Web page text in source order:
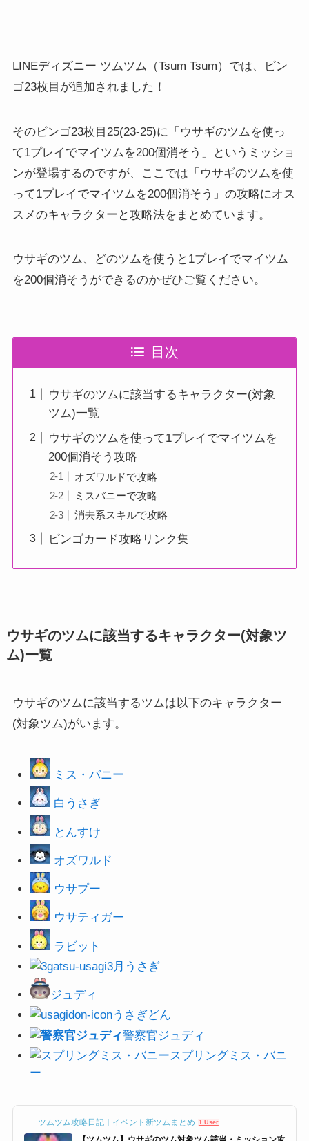
LINEディズニー ツムツム（Tsum Tsum）では、ビン
ゴ23枚目が追加されました！
そのビンゴ23枚目25(23-25)に「ウサギのツムを使っ
て1プレイでマイツムを200個消そう」というミッショ
ンが登場するのですが、ここでは「ウサギのツムを使
って1プレイでマイツムを200個消そう」の攻略にオス
スメのキャラクターと攻略法をまとめています。
ウサギのツム、どのツムを使うと1プレイでマイツム
を200個消そうができるのかぜひご覧ください。
目次
ウサギのツムに該当するキャラクター(対象
ツム)一覧
ウサギのツムを使って1プレイでマイツムを
200個消そう攻略
オズワルドで攻略
ミスバニーで攻略
消去系スキルで攻略
ビンゴカード攻略リンク集
ウサギのツムに該当するキャラクター(対象ツ
ム)一覧
ウサギのツムに該当するツムは以下のキャラクター
(対象ツム)がいます。
ミス・バニー
白うさぎ
とんすけ
オズワルド
ウサプー
ウサティガー
ラビット
3月うさぎ
ジュディ
うさぎどん
警察官ジュディ
スプリングミス・バニ
ー
ツムツム攻略日記｜イベント新ツムまとめ 1 User